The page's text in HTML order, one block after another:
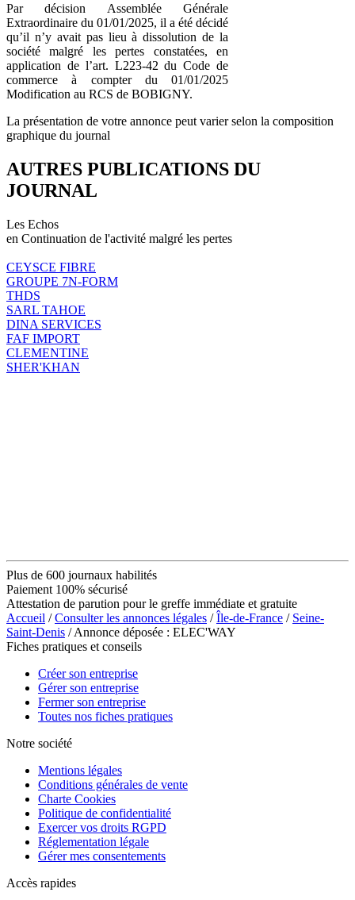
Par décision Assemblée Générale
Extraordinaire du 01/01/2025, il a été décidé
qu’il n’y avait pas lieu à dissolution de la
société malgré les pertes constatées, en
application de l’art. L223-42 du Code de
commerce à compter du 01/01/2025
Modification au RCS de BOBIGNY.
La présentation de votre annonce peut varier selon la composition
graphique du journal
AUTRES PUBLICATIONS DU
JOURNAL
Les Echos
en Continuation de l'activité malgré les pertes
CEYSCE FIBRE
GROUPE 7N-FORM
THDS
SARL TAHOE
DINA SERVICES
FAF IMPORT
CLEMENTINE
SHER'KHAN
Plus de 600 journaux habilités
Paiement 100% sécurisé
Attestation de parution pour le greffe immédiate et gratuite
Accueil /Consulter les annonces légales /Île-de-France / Seine-
Saint-Denis / Annonce déposée : ELEC'WAY
Fiches pratiques et conseils
Créer son entreprise
Gérer son entreprise
Fermer son entreprise
Toutes nos fiches pratiques
Notre société
Mentions légales
Conditions générales de vente
Charte Cookies
Politique de confidentialité
Exercer vos droits RGPD
Réglementation légale
Gérer mes consentements
Accès rapides